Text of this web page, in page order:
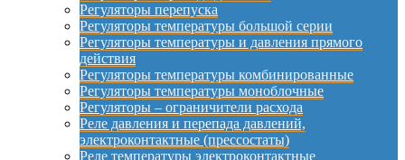
Регуляторы перепуска
Регуляторы температуры большой серии
Регуляторы температуры и давления прямого
действия
Регуляторы температуры комбинированные
Регуляторы температуры моноблочные
Регуляторы – ограничители расхода
Реле давления и перепада давлений,
электроконтактные (прессостаты)
Реле температуры электроконтактные